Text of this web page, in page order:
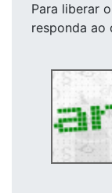
Para liberar
responda ao